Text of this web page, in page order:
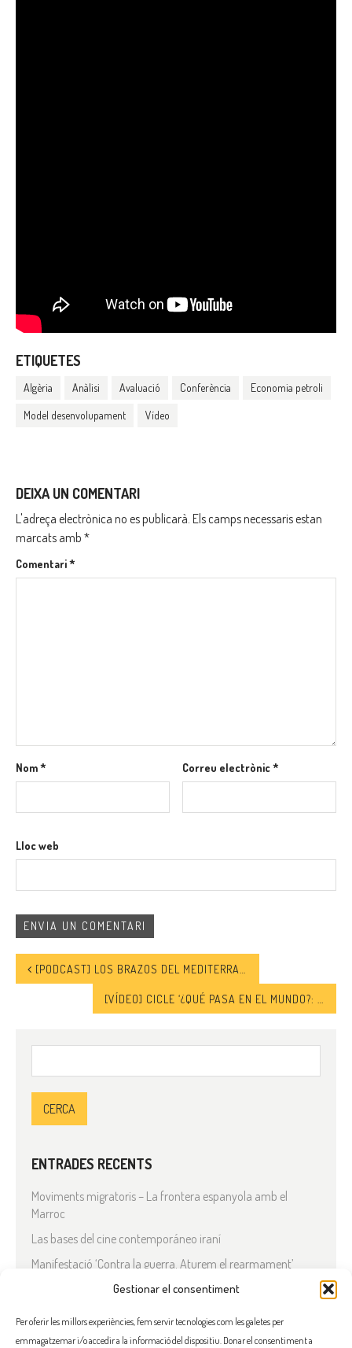
Gestionar el consentiment
Per oferir les millors experiències, fem servir tecnologies com les galetes per
emmagatzemar i/o accedir a la informació del dispositiu. Donar el consentiment a
ETIQUETES
Algèria Anàlisi Avaluació Conferència Economia petroli
Model desenvolupament Vídeo
DEIXA UN COMENTARI
L'adreça electrònica no es publicarà. Els camps necessaris estan
marcats amb *
Comentari*
Nom* Correu electrònic*
Lloc web
[PODCAST] LOS BRAZOS DEL MEDITERRANEO – EPISODIO 5 | MAITANE Y CARLOS, LOS SOCORRISTAS DEL ASTRAL
ENTRADES RECENTS
Moviments migratoris – La frontera espanyola amb el
Marroc
Las bases del cine contemporáneo iraní
Manifestació ‘Contra la guerra. Aturem el rearmament’
En solidaritat amb el Líban
Què està passant a l’Iran?